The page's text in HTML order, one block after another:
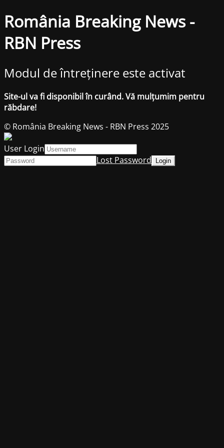
România Breaking News -
RBN Press
Modul de întreținere este activat
Site-ul va fi disponibil în curând. Vă mulțumim pentru
răbdare!
© România Breaking News - RBN Press 2025
User Login
Lost Password